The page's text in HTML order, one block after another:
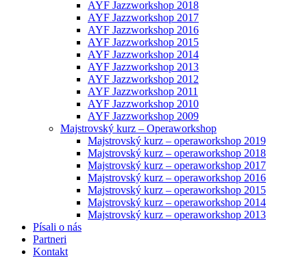
AYF Jazzworkshop 2018
AYF Jazzworkshop 2017
AYF Jazzworkshop 2016
AYF Jazzworkshop 2015
AYF Jazzworkshop 2014
AYF Jazzworkshop 2013
AYF Jazzworkshop 2012
AYF Jazzworkshop 2011
AYF Jazzworkshop 2010
AYF Jazzworkshop 2009
Majstrovský kurz – Operaworkshop
Majstrovský kurz – operaworkshop 2019
Majstrovský kurz – operaworkshop 2018
Majstrovský kurz – operaworkshop 2017
Majstrovský kurz – operaworkshop 2016
Majstrovský kurz – operaworkshop 2015
Majstrovský kurz – operaworkshop 2014
Majstrovský kurz – operaworkshop 2013
Písali o nás
Partneri
Kontakt